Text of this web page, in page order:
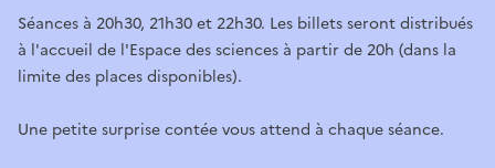
​Séances à 20h30, 21h30 et 22h30. ​Les billets seront distribués
à l'accueil de l'Espace des sciences à partir de 20h (dans la
limite des places disponibles).
​Une petite surprise contée vous attend à chaque séance.